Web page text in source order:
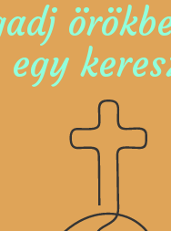
egy